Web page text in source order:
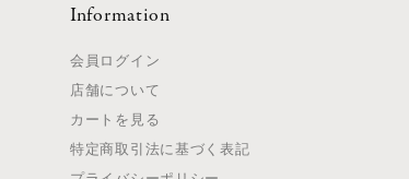
Information
会員ログイン
店舗について
カートを見る
特定商取引法に基づく表記